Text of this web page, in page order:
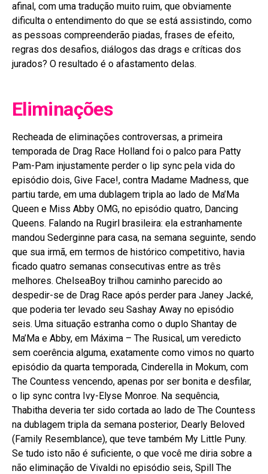
afinal, com uma tradução muito ruim, que obviamente
dificulta o entendimento do que se está assistindo, como
as pessoas compreenderão piadas, frases de efeito,
regras dos desafios, diálogos das drags e críticas dos
jurados? O resultado é o afastamento delas.
Eliminações
Recheada de eliminações controversas, a primeira
temporada de Drag Race Holland foi o palco para Patty
Pam-Pam injustamente perder o lip sync pela vida do
episódio dois, Give Face!, contra Madame Madness, que
partiu tarde, em uma dublagem tripla ao lado de Ma’Ma
Queen e Miss Abby OMG, no episódio quatro, Dancing
Queens. Falando na Rugirl brasileira: ela estranhamente
mandou Sederginne para casa, na semana seguinte, sendo
que sua irmã, em termos de histórico competitivo, havia
ficado quatro semanas consecutivas entre as três
melhores. ChelseaBoy trilhou caminho parecido ao
despedir-se de Drag Race após perder para Janey Jacké,
que poderia ter levado seu Sashay Away no episódio
seis. Uma situação estranha como o duplo Shantay de
Ma’Ma e Abby, em Máxima – The Rusical, um veredicto
sem coerência alguma, exatamente como vimos no quarto
episódio da quarta temporada, Cinderella in Mokum, com
The Countess vencendo, apenas por ser bonita e desfilar,
o lip sync contra Ivy-Elyse Monroe. Na sequência,
Thabitha deveria ter sido cortada ao lado de The Countess
na dublagem tripla da semana posterior, Dearly Beloved
(Family Resemblance), que teve também My Little Puny.
Se tudo isto não é suficiente, o que você me diria sobre a
não eliminação de Vivaldi no episódio seis, Spill The